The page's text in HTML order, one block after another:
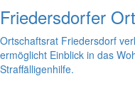
Friedersdorfer
Ortschaftsrat Friedersdorf
ermöglicht Einblick in das
Straffälligenhilfe.